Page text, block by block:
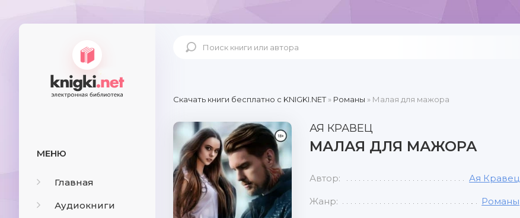
МЕНЮ
Главная
Аудиокниги
Скачать книги бесплатно c KNIGKI.NET» Романы » Малая для мажора
АЯ КРАВЕЦ
МАЛАЯ ДЛЯ МАЖОРА
Автор: Ая Кравец
Жанр: Романы